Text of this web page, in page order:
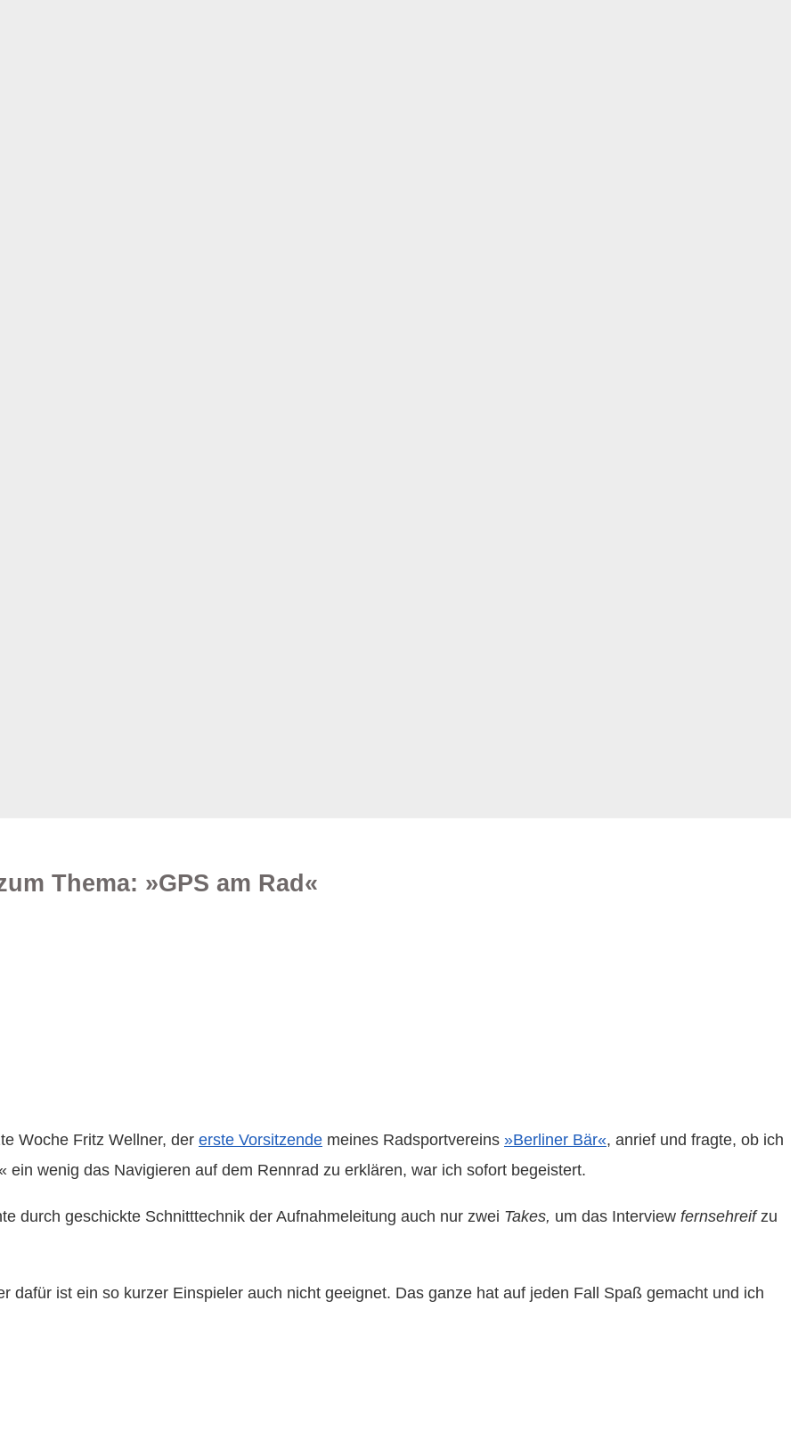
Thema: »GPS am Rad«
Woche Fritz Wellner, der erste Vorsitzende meines Radsportvereins »Berliner Bär«, anrief und fragte, ob ich
ein wenig das Navigieren auf dem Rennrad zu erklären, war ich sofort begeistert.
durch geschickte Schnitttechnik der Aufnahmeleitung auch nur zwei Takes, um das Interview fernsehreifzu
dafür ist ein so kurzer Einspieler auch nicht geeignet. Das ganze hat auf jeden Fall Spaß gemacht und ich